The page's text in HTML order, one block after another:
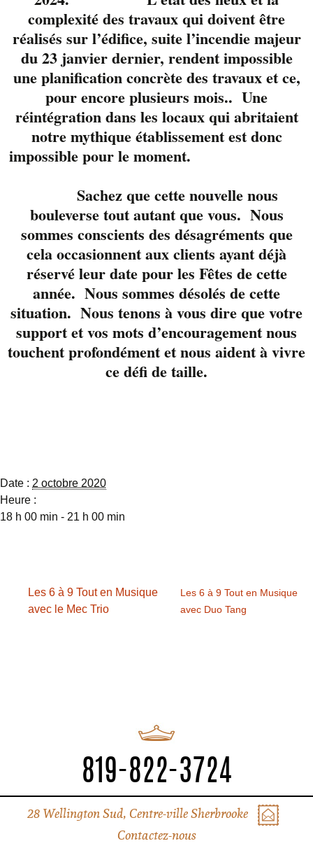
Ils sont de retour en
formule trio pour
divertir votre fin de
journée.
3 sympathiques et
talentueux musiciens,
Steve
Dumas
Francis
Ledouxet Pierre-Yves
Jeanson vous
présentent un
répertoire qui fait
l’unanimité partout
ou ils passent.
Réservez vos places
avec nous au 819-822-
3724 ou via notre page
Date : 2 octobre 2020
Heure :
18 h 00 min - 21 h 00 min
Les 6 à 9 Tout en Musique
avec le Mec Trio
Les 6 à 9 Tout en Musique
avec Duo Tang
819-822-3724
28 Wellington Sud, Centre-ville Sherbrooke
Contactez-nous
complexité des travaux qui doivent être
réalisés sur l’édifice, suite l’incendie majeur
du 23 janvier dernier, rendent impossible
une planification concrète des travaux et ce,
pour encore plusieurs mois.. Une
réintégration dans les locaux qui abritaient
notre mythique établissement est donc
impossible pour le moment.
Sachez que cette nouvelle nous
bouleverse tout autant que vous. Nous
sommes conscients des désagréments que
cela occasionnent aux clients ayant déjà
réservé leur date pour les Fêtes de cette
année. Nous sommes désolés de cette
situation. Nous tenons à vous dire que votre
support et vos mots d’encouragement nous
touchent profondément et nous aident à vivre
ce défi de taille.